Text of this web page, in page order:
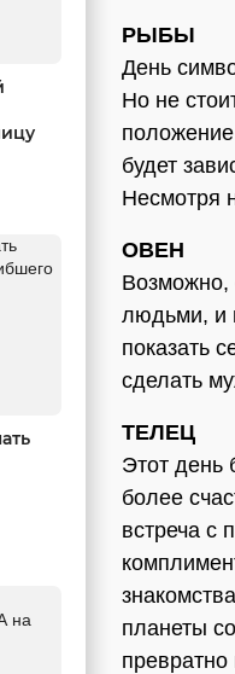
РЫБЫ
День
Но не
будет
Несмотря
ОВЕН
Возможно,
людьми, и
показать
сделать
ТЕЛЕЦ
Этот день
более
встреча с
планеты
превратно